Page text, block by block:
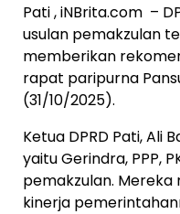
Pati , iNBrita.com –
usulan pemakzulan
memberikan
rapat paripurna
(31/10/2025).
Ketua DPRD Pati, Ali
yaitu Gerindra, PPP,
pemakzulan.
kinerja